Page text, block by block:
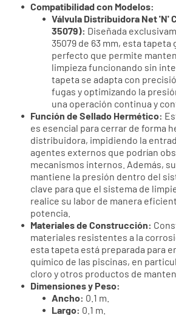
Compatibilidad con Modelos:
Válvula Distribuidora Net 'N'
35079): Diseñada
35079 de 63 mm, esta
perfecto que permite
limpieza funcionando sin
tapeta se adapta con
fugas y optimizando la
una operación continua y
Función de Sellado Hermético:
es esencial para cerrar de forma
distribuidora, impidiendo la
agentes externos que podrían
mecanismos internos. Además,
mantiene la presión dentro del
clave para que el sistema de
realice su labor de manera
potencia.
Materiales de Construcción:
materiales resistentes a la
esta tapeta está preparada para
químico de las piscinas, en
cloro y otros productos de
Dimensiones y Peso:
Ancho: 0.1 m.
Largo: 0.1 m.